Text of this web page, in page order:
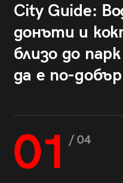
City Guide:
донъти и
близо до
да е по-
01 / 04